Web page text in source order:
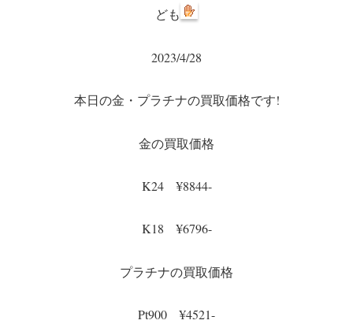
ども
2023/4/28
本日の金・プラチナの買取価格です!
金の買取価格
K24 ¥8844-
K18 ¥6796-
プラチナの買取価格
Pt900 ¥4521-